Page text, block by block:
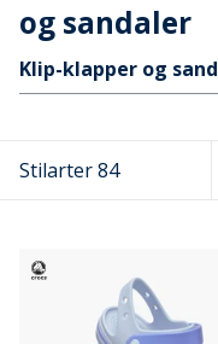
og sandaler
Hurtige links
Klip-klapper og
Stilarter 84